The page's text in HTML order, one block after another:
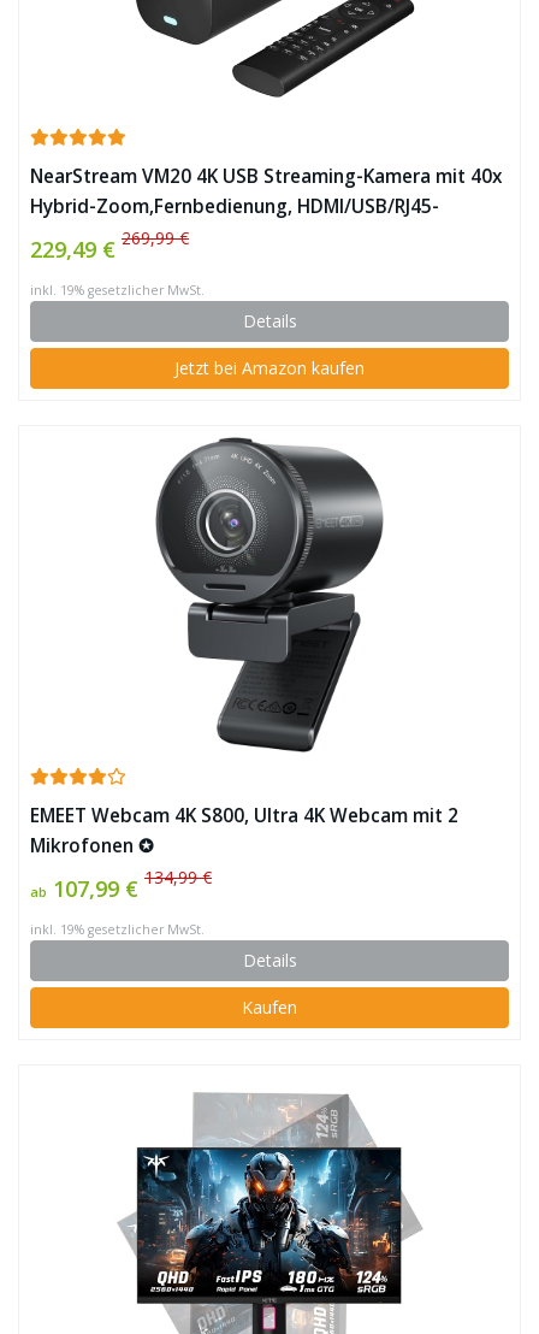
NearStream VM20 4K USB Streaming-Kamera mit 40x
Hybrid-Zoom,Fernbedienung, HDMI/USB/RJ45-
Ausgang, Multicam-tauglich für Bildung,
Konferenzen, Gottesdienste & Live-Events,
OBS/Zoom/Teams
229,49 € 269,99 €
inkl. 19% gesetzlicher MwSt.
Details
Jetzt bei Amazon kaufen
EMEET Webcam 4K S800, Ultra 4K Webcam mit 2
Mikrofonen ✪
ab 107,99 € 134,99 €
inkl. 19% gesetzlicher MwSt.
Details
Kaufen